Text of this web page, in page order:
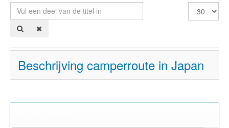
Vul een deel van de titel in
Beschrijving camperroute in Japan